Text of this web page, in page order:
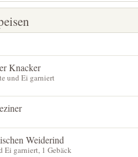
Knacker
und Ei garniert
Weiderind
Ei garniert, 1 Gebäck